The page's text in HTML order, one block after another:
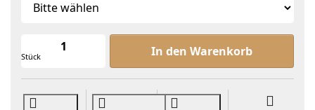
Stück
Traubenkernöl Bio zu ab 9,40 €,
In den Warenkorb